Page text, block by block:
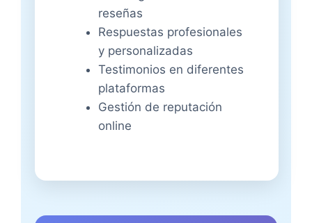
reseñas
Respuestas profesionales
y personalizadas
Testimonios en diferentes
plataformas
Gestión de reputación
online